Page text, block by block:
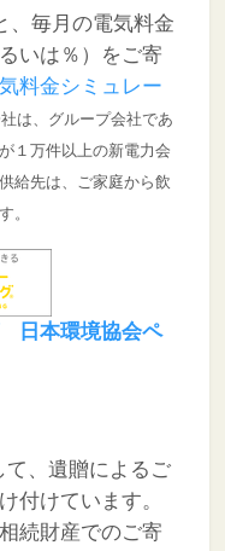
、毎月の電気料金
いは％）をご寄
気料金シミュレー
は、グループ会社であ
１万件以上の新電力会
給先は、ご家庭から飲
。
日本環境協会ペ
て、遺贈によるご
付けています。
続財産でのご寄